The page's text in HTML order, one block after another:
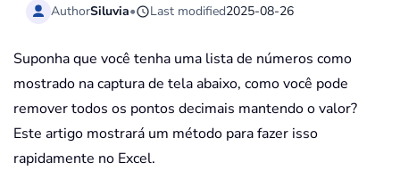
AuthorSiluvia• Last modified2025-08-26
Suponha que você tenha uma lista de números como
mostrado na captura de tela abaixo, como você pode
remover todos os pontos decimais mantendo o valor?
Este artigo mostrará um método para fazer isso
rapidamente no Excel.